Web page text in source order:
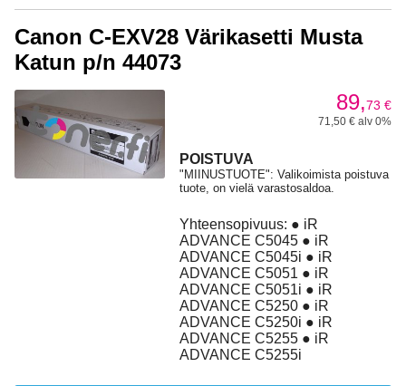
Canon C-EXV28 Värikasetti Musta
Katun p/n 44073
89,73 €
71,50 € alv 0%
POISTUVA
"MIINUSTUOTE": Valikoimista poistuva
tuote, on vielä varastosaldoa.
Yhteensopivuus: ● iR
ADVANCE C5045 ● iR
ADVANCE C5045i ● iR
ADVANCE C5051 ● iR
ADVANCE C5051i ● iR
ADVANCE C5250 ● iR
ADVANCE C5250i ● iR
ADVANCE C5255 ● iR
ADVANCE C5255i